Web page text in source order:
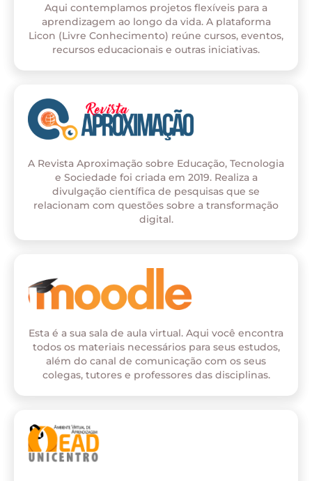
Aqui contemplamos projetos flexíveis para a
aprendizagem ao longo da vida. A plataforma
Licon (Livre Conhecimento) reúne cursos, eventos,
recursos educacionais e outras iniciativas.
A Revista Aproximação sobre Educação, Tecnologia
e Sociedade foi criada em 2019. Realiza a
divulgação científica de pesquisas que se
relacionam com questões sobre a transformação
digital.
Esta é a sua sala de aula virtual. Aqui você encontra
todos os materiais necessários para seus estudos,
além do canal de comunicação com os seus
colegas, tutores e professores das disciplinas.